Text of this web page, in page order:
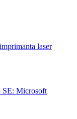
laser
SE: Microsoft